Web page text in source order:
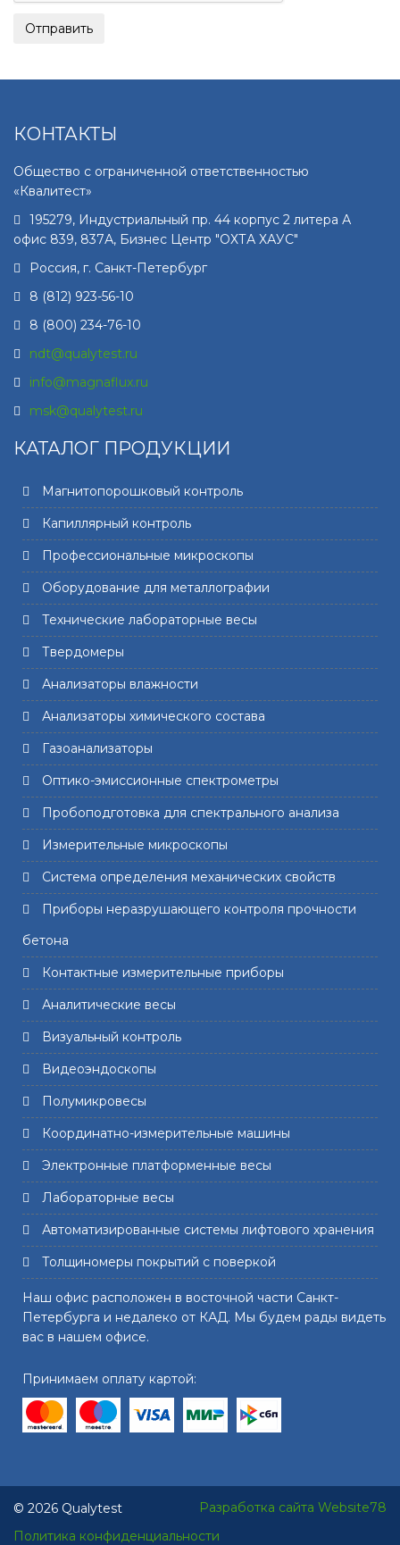
КОНТАКТЫ
Общество с ограниченной ответственностью
«Квалитест»
195279, Индустриальный пр. 44 корпус 2 литера А
офис 839, 837А, Бизнес Центр "ОХТА ХАУС"
Россия, г. Санкт-Петербург
8 (812) 923-56-10
8 (800) 234-76-10
ndt@qualytest.ru
info@magnaflux.ru
msk@qualytest.ru
КАТАЛОГ ПРОДУКЦИИ
Магнитопорошковый контроль
Капиллярный контроль
Профессиональные микроскопы
Оборудование для металлографии
Технические лабораторные весы
Твердомеры
Анализаторы влажности
Анализаторы химического состава
Газоанализаторы
Оптико-эмиссионные спектрометры
Пробоподготовка для спектрального анализа
Измерительные микроскопы
Система определения механических свойств
Приборы неразрушающего контроля прочности
бетона
Контактные измерительные приборы
Аналитические весы
Визуальный контроль
Видеоэндоскопы
Полумикровесы
Координатно-измерительные машины
Электронные платформенные весы
Лабораторные весы
Автоматизированные системы лифтового хранения
Толщиномеры покрытий с поверкой
Наш офис расположен в восточной части Санкт-
Петербурга и недалеко от КАД. Мы будем рады видеть
вас в нашем офисе.
Принимаем оплату картой:
Разработка сайта Website78
© 2026 Qualytest
Политика конфиденциальности